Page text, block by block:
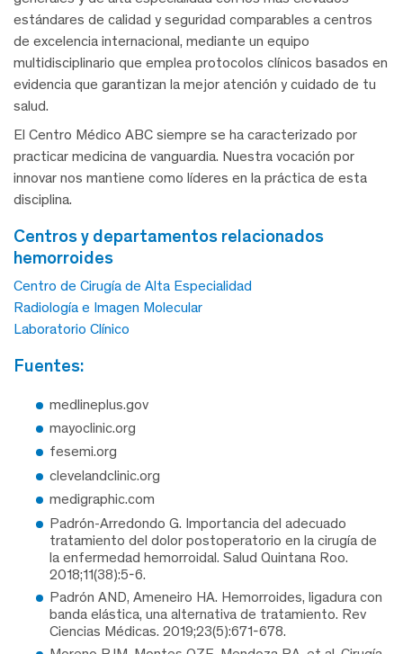
estándares de calidad y seguridad comparables a centros
de excelencia internacional, mediante un equipo
multidisciplinario que emplea protocolos clínicos basados en
evidencia que garantizan la mejor atención y cuidado de tu
salud.
El Centro Médico ABC siempre se ha caracterizado por
practicar medicina de vanguardia. Nuestra vocación por
innovar nos mantiene como líderes en la práctica de esta
disciplina.
centros y departamentos relacionados
hemorroides
Centro de Cirugía de Alta Especialidad
Radiología e Imagen Molecular
Laboratorio Clínico
fuentes:
medlineplus.gov
mayoclinic.org
fesemi.org
clevelandclinic.org
medigraphic.com
Padrón-Arredondo G. Importancia del adecuado
tratamiento del dolor postoperatorio en la cirugía de
la enfermedad hemorroidal. Salud Quintana Roo.
2018;11(38):5-6.
Padrón AND, Ameneiro HA. Hemorroides, ligadura con
banda elástica, una alternativa de tratamiento. Rev
Ciencias Médicas. 2019;23(5):671-678.